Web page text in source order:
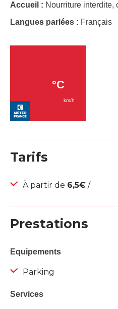
Accueil : Nourriture interdite,
Langues parlées : Français
Tarifs
À partir de 6,5€ /
Prestations
Equipements
Parking
Services